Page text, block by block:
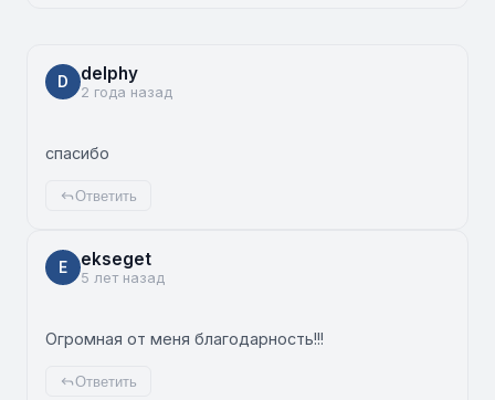
D delphy
2 года назад
спасибо
Ответить
E ekseget
5 лет назад
Огромная от меня благодарность!!!
Ответить